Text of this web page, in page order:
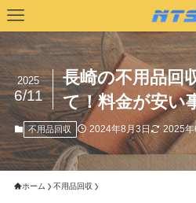
長崎の不用品回
て！料金が安い
2025
6/11
不用品回収 2024年8月3日 2025年
ホーム 不用品回収